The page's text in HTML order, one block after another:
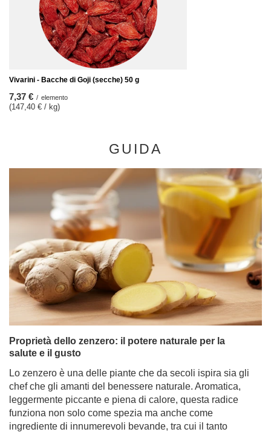
Vivarini - Bacche di Goji (secche) 50 g
7,37 € / elemento
(147,40 € / kg)
GUIDA
Proprietà dello zenzero: il potere naturale per la
salute e il gusto
Lo zenzero è una delle piante che da secoli ispira sia gli
chef che gli amanti del benessere naturale. Aromatica,
leggermente piccante e piena di calore, questa radice
funziona non solo come spezia ma anche come
ingrediente di innumerevoli bevande, tra cui il tanto